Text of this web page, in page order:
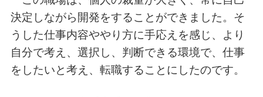
決定しながら開発をすることができました。そ
うした仕事内容ややり方に手応えを感じ、より
自分で考え、選択し、判断できる環境で、仕事
をしたいと考え、転職することにしたのです。